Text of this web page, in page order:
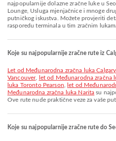
najpopularnije dolazne zračne luke u
Lounge, Usluga mjenjačnice i mnoge
putničkog iskustva. Možete provjeriti
rasporedu terminala u tim zračnim
Koje su najpopularnije zračne rute iz
let od Međunarodna zračna luka Calgary do Međunarodna zračna luka
Vancouver,
let od Međunarodna zračna
luka Toronto Pearson
let od
Međunarodna zračna luka Narita su
Ove rute nude praktične veze za vaše
Koje su najpopularnije zračne rute do